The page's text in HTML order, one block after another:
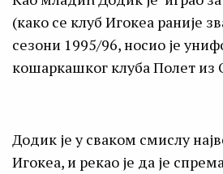
(како се клуб Игокеа раније
сезони 1995/96, носио је
кошаркашког клуба Полет из
Додик је у сваком смислу
Игокеа, и рекао је да је